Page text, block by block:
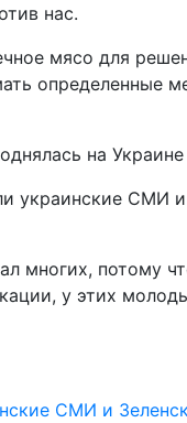
нас.
мясо для
определенные
на
украинские
многих, потому
у этих
СМИ и